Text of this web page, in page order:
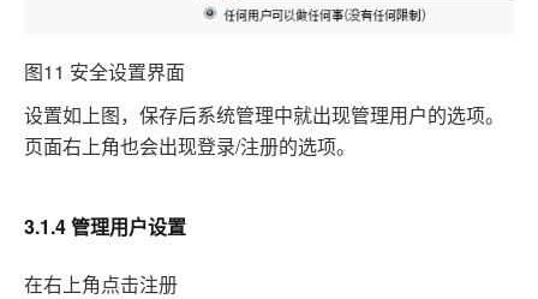
图11 安全设置界面
设置如上图，保存后系统管理中就出现管理用户的选项。
页面右上角也会出现登录/注册的选项。
3.1.4 管理用户设置
在右上角点击注册